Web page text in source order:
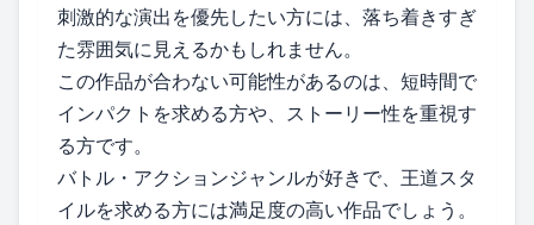
刺激的な演出を優先したい方には、落ち着きすぎ
た雰囲気に見えるかもしれません。
この作品が合わない可能性があるのは、短時間で
インパクトを求める方や、ストーリー性を重視す
る方です。
バトル・アクションジャンルが好きで、王道スタ
イルを求める方には満足度の高い作品でしょう。